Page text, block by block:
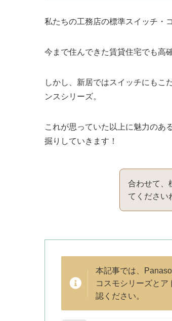
私たちの工務店の標準スイッチ・
今まで住んできた賃貸住宅でも高
しかし、新居ではスイッチにもこ
ンスシリーズ。
これが思っていた以上に魅力のあ
掘りしていきます！
合わせて、
てください
本記事では、
コスモシリーズと
認ください。